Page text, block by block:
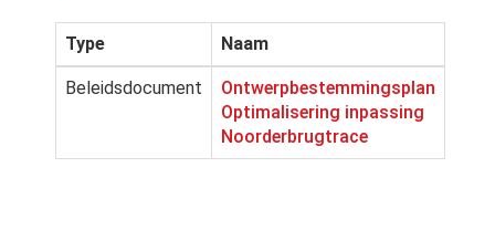
Type Naam
Beleidsdocument
Ontwerpbestemmingsplan
Optimalisering inpassing
Noorderbrugtrace